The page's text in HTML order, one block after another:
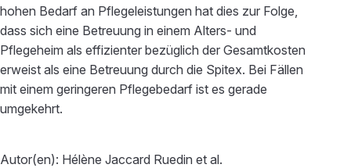
hohen Bedarf an Pflegeleistungen hat dies zur Folge,
dass sich eine Betreuung in einem Alters- und
Pflegeheim als effizienter bezüglich der Gesamtkosten
erweist als eine Betreuung durch die Spitex. Bei Fällen
mit einem geringeren Pflegebedarf ist es gerade
umgekehrt.
Autor(en): Hélène Jaccard Ruedin et al.